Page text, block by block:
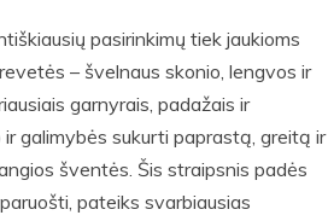
pasirinkimų tiek jaukioms
– švelnaus skonio, lengvos ir
garnyrais, padažais ir
galimybės sukurti paprastą, greitą ir
šventės. Šis straipsnis padės
pateiks svarbiausias